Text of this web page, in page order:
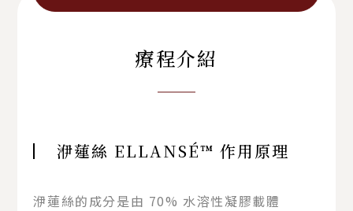
療程介紹
洢蓮絲 ELLANSÉ™ 作用原理
洢蓮絲的成分是由 70% 水溶性凝膠載體